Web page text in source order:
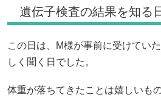
遺伝子検査の結果を知る
この日は、M様が事前に受けてい
しく聞く日でした。
体重が落ちてきたことは嬉しいも